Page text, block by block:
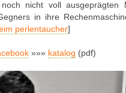
nicht voll ausgeprägten
in ihre
perlentaucher]
»»» katalog (pdf)